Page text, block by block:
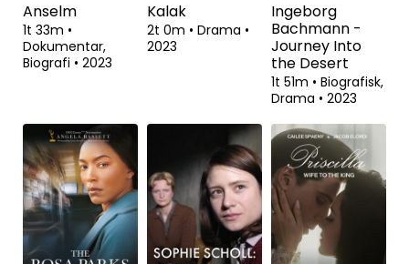
Anselm
1t 33m •
Dokumentar,
Biografi • 2023
Kalak
2t 0m • Drama •
2023
Ingeborg
Bachmann -
Journey Into
the Desert
1t 51m • Biografisk,
Drama • 2023